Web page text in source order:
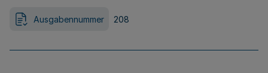
Ausgabennummer 208